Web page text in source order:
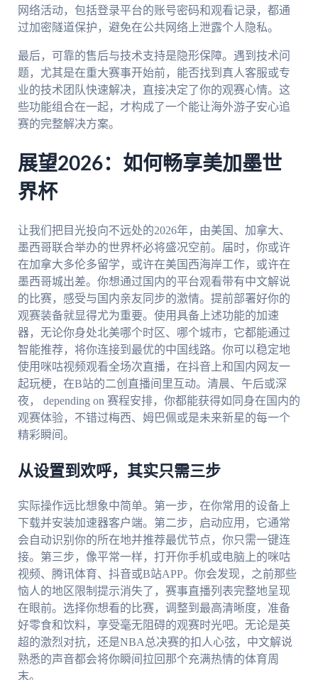
网络活动，包括登录平台的账号密码和观看记录，都通
过加密隧道保护，避免在公共网络上泄露个人隐私。
最后，可靠的售后与技术支持是隐形保障。遇到技术问
题，尤其是在重大赛事开始前，能否找到真人客服或专
业的技术团队快速解决，直接决定了你的观赛心情。这
些功能组合在一起，才构成了一个能让海外游子安心追
赛的完整解决方案。
展望2026：如何畅享美加墨世
界杯
让我们把目光投向不远处的2026年，由美国、加拿大、
墨西哥联合举办的世界杯必将盛况空前。届时，你或许
在加拿大多伦多留学，或许在美国西海岸工作，或许在
墨西哥城出差。你想通过国内的平台观看带有中文解说
的比赛，感受与国内亲友同步的激情。提前部署好你的
观赛装备就显得尤为重要。使用具备上述功能的加速
器，无论你身处北美哪个时区、哪个城市，它都能通过
智能推荐，将你连接到最优的中国线路。你可以稳定地
使用咪咕视频观看全场次直播，在抖音上和国内网友一
起玩梗，在B站的二创直播间里互动。清晨、午后或深
夜， depending on 赛程安排，你都能获得如同身在国内的
观赛体验，不错过梅西、姆巴佩或是未来新星的每一个
精彩瞬间。
从设置到欢呼，其实只需三步
实际操作远比想象中简单。第一步，在你常用的设备上
下载并安装加速器客户端。第二步，启动应用，它通常
会自动识别你的所在地并推荐最优节点，你只需一键连
接。第三步，像平常一样，打开你手机或电脑上的咪咕
视频、腾讯体育、抖音或B站APP。你会发现，之前那些
恼人的地区限制提示消失了，赛事直播列表完整地呈现
在眼前。选择你想看的比赛，调整到最高清晰度，准备
好零食和饮料，享受毫无阻碍的观赛时光吧。无论是英
超的激烈对抗，还是NBA总决赛的扣人心弦，中文解说
熟悉的声音都会将你瞬间拉回那个充满热情的体育周
末。